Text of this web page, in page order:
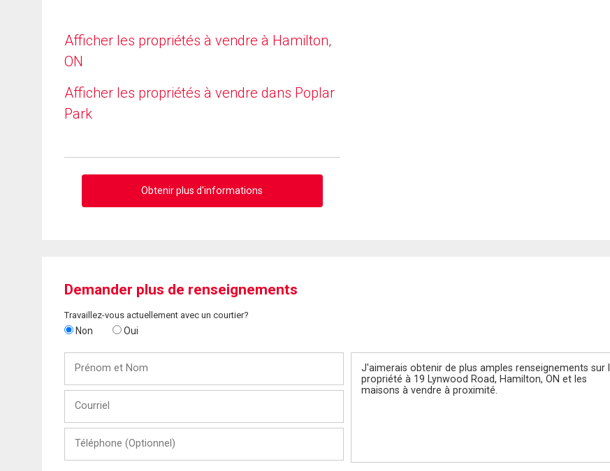
Afficher les propriétés à vendre à Hamilton,
ON
Afficher les propriétés à vendre dans Poplar
Park
Obtenir plus d'informations
Demander plus de renseignements
Travaillez-vous actuellement avec un courtier?
Non Oui
Nom
(Optionnel)